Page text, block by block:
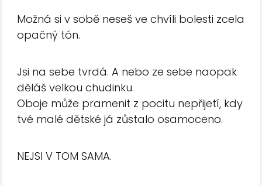
Možná si v sobě neseš ve chvíli bolesti zcela
opačný tón.
Jsi na sebe tvrdá. A nebo ze sebe naopak
děláš velkou chudinku.
Oboje může pramenit z pocitu nepřijetí, kdy
tvé malé dětské já zůstalo osamoceno.
NEJSI V TOM SAMA.